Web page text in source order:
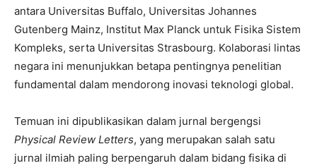
antara Universitas Buffalo, Universitas Johannes
Gutenberg Mainz, Institut Max Planck untuk Fisika Sistem
Kompleks, serta Universitas Strasbourg. Kolaborasi lintas
negara ini menunjukkan betapa pentingnya penelitian
fundamental dalam mendorong inovasi teknologi global.
Temuan ini dipublikasikan dalam jurnal bergengsi
Physical Review Letters, yang merupakan salah satu
jurnal ilmiah paling berpengaruh dalam bidang fisika di